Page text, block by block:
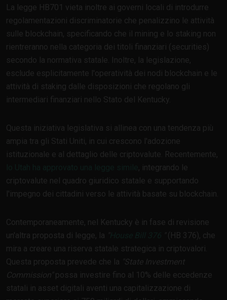
La legge HB701 vieta inoltre ai governi locali di introdurre
regolamentazioni discriminatorie che penalizzino le attività
sulle blockchain, specificando che il mining e lo staking non
rientreranno nella categoria dei titoli finanziari (securities)
secondo la normativa statale. Inoltre, la legislazione,
esclude esplicitamente l'operatività dei nodi blockchain e le
attività di staking dalle disposizioni che regolano gli
intermediari finanziari nello Stato del Kentucky.
Questa iniziativa legislativa si allinea con una tendenza più
ampia tra gli Stati Uniti, in cui crescono l'adozione
istituzionale e al dettaglio delle criptovalute. Recentemente,
, integrando le
criptovalute nel quadro giuridico statale e supportando
l'impegno dei cittadini verso le attività basate su blockchain.
Contemporaneamente, nel Kentucky è in fase di revisione
un'altra proposta di legge, la " " (HB 376), che
mira a creare una riserva statale strategica in criptovalori.
Questa proposta prevede che la "State Investment
Commission" possa investire fino al 10% delle eccedenze
statali in asset digitali aventi una capitalizzazione di